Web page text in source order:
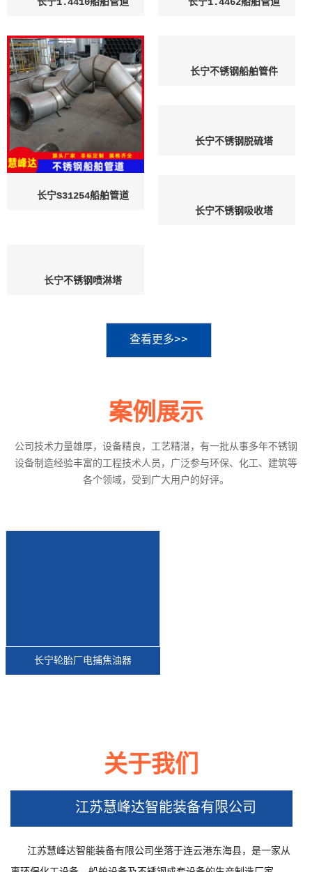
长宁1.4462船舶管道
长宁不锈钢船舶管件
查看更多>>
案例展示
设备制造经验丰富的工程技术人员，广泛参与环保、化工、建筑等
各个领域，受到广大用户的好评。
长宁轮胎厂电捕焦油器
长宁江苏沭阳湿电除尘器工地现场
关于我们
江苏慧峰达智能装备有限公司
事环保化工设备、船舶设备及不锈钢成套设备的生产制造厂家，